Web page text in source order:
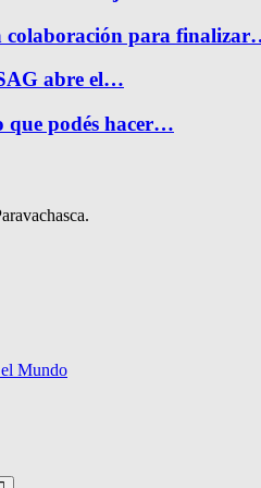
colaboración para
abre el…
que podés hacer…
Mundo